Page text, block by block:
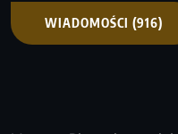
WIADOMOŚCI (916)